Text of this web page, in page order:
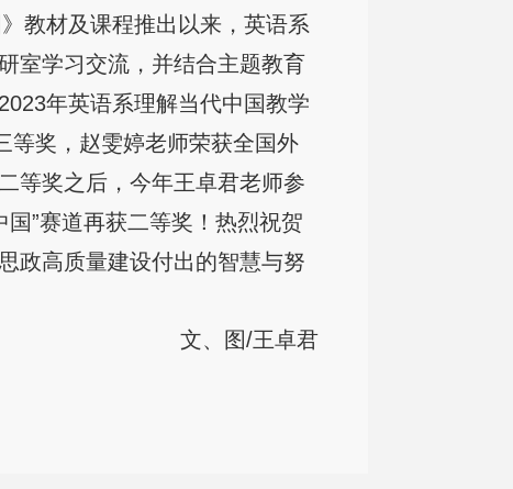
教材及课程推出以来，英语系
室学习交流，并结合主题教育
年英语系理解当代中国教学
等奖，赵雯婷老师荣获全国外
等奖之后，今年王卓君老师参
”赛道再获二等奖！热烈祝贺
政高质量建设付出的智慧与努
文、图/王卓君